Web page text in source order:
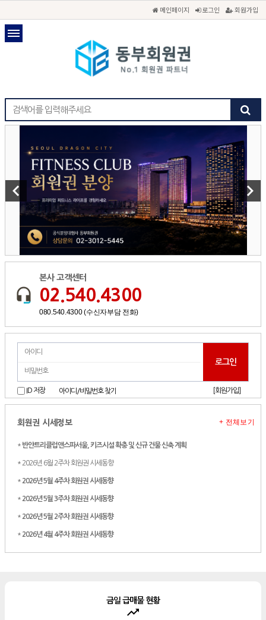
메인페이지 로그인 회원가입
keyboard_arrow_left keyboard_arrow_right
본사 고객센터
02.540.4300
080.540.4300 (수신자부담 전화)
ID 저장 아이디/비밀번호 찾기 [회원가입]
회원권 시세정보
* 반얀트리클럽앤스파서울, 키즈시설 확충 및 신규 건물 신축 계획
* 2026년 6월 2주차 회원권 시세동향
* 2026년 5월 4주차 회원권 시세동향
* 2026년 5월 3주차 회원권 시세동향
* 2026년 5월 2주차 회원권 시세동향
* 2026년 4월 4주차 회원권 시세동향
+ 전체보기
금일 급매물 현황
trending_up